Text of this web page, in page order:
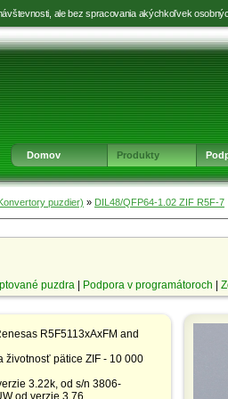
ale bez spracovania akýchkoľvek
na
výber
jazyka
na
hlavnú
na
obsah
na
v
päte
Domov Produkty
puzdier) » DIL48/QFP64-1.02 ZIF R5F-7
puzdra Podpora v programátoroch
R5F5113xAxFM and
životnosť pätice ZIF - 10 000
3.22k, od s/n 3806-
od verzie 3.76